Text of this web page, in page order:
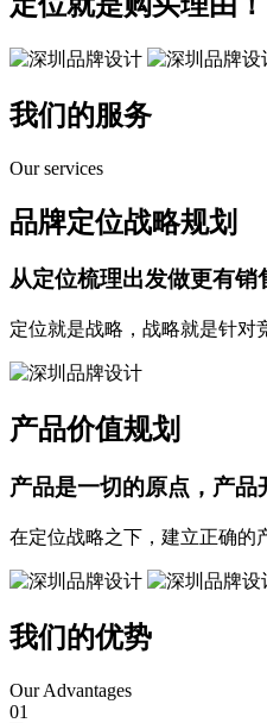
我们的服务
Our services
品牌定位战略规划
从定位梳理出发做更有销
定位就是战略，战略就是针对
产品价值规划
产品是一切的原点，产品
在定位战略之下，建立正确的
我们的优势
Our Advantages
01